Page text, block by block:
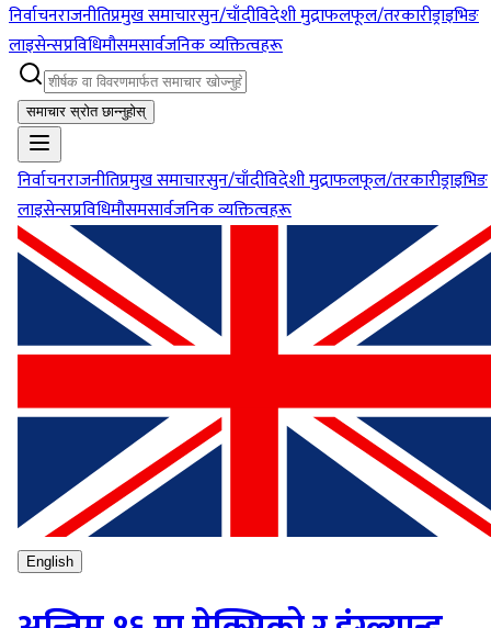
निर्वाचनराजनीतिप्रमुख समाचारसुन/चाँदीविदेशी मुद्राफलफूल/तरकारीड्राइभिङ
लाइसेन्सप्रविधिमौसमसार्वजनिक व्यक्तित्वहरू
समाचार स्रोत छान्नुहोस्
निर्वाचनराजनीतिप्रमुख समाचारसुन/चाँदीविदेशी मुद्राफलफूल/तरकारीड्राइभिङ
लाइसेन्सप्रविधिमौसमसार्वजनिक व्यक्तित्वहरू
English